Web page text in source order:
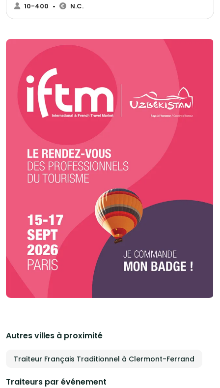
assis ➕ Avec une possibilité d’options supplémentaires pour s’adapter au10-400 • N.C.
Autres villes à proximité
Traiteur Français Traditionnel à Clermont-Ferrand
Traiteurs par événement